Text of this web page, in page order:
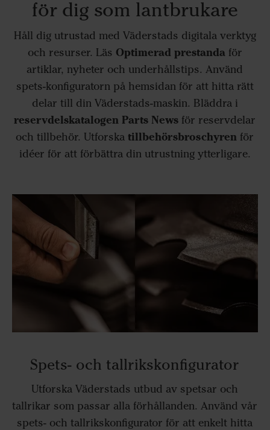
för dig som lantbrukare
Håll dig utrustad med Väderstads digitala verktyg
och resurser. Läs Optimerad prestanda för
artiklar, nyheter och underhållstips. Använd
spets-konfiguratorn på hemsidan för att hitta rätt
delar till din Väderstads-maskin. Bläddra i
reservdelskatalogen Parts News för reservdelar
och tillbehör. Utforskatillbehörsbroschyren för
idéer för att förbättra din utrustning ytterligare.
Spets- och tallrikskonfigurator
Utforska Väderstads utbud av spetsar och
tallrikar som passar alla förhållanden. Använd vår
spets- och tallrikskonfigurator för att enkelt hitta